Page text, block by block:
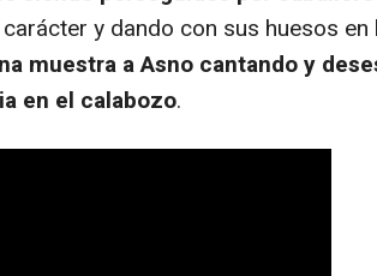
y dando con sus huesos
muestra a Asno cantando y
en el calabozo.